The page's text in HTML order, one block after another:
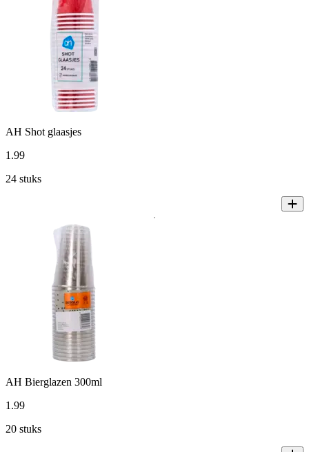
AH Shot glaasjes
1 .99
24 stuks
AH Bierglazen 300ml
1 .99
20 stuks